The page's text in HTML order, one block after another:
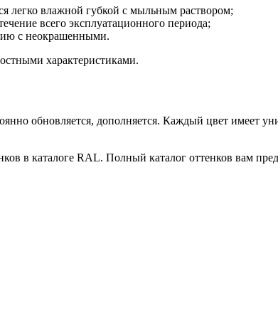
легко влажной губкой с мыльным раствором;
всего эксплуатационного периода;
с неокрашенными.
характеристиками.
обновляется, дополняется. Каждый цвет имеет
в каталоге RAL. Полный каталог оттенков вам